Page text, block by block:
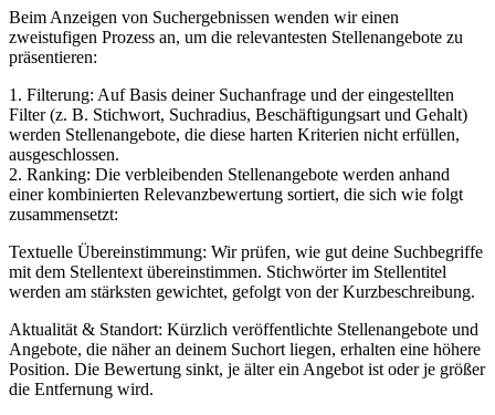
Beim Anzeigen von Suchergebnissen wenden wir einen
zweistufigen Prozess an, um die relevantesten Stellenangebote zu
präsentieren:
1. Filterung: Auf Basis deiner Suchanfrage und der eingestellten
Filter (z. B. Stichwort, Suchradius, Beschäftigungsart und Gehalt)
werden Stellenangebote, die diese harten Kriterien nicht erfüllen,
ausgeschlossen.
2. Ranking: Die verbleibenden Stellenangebote werden anhand
einer kombinierten Relevanzbewertung sortiert, die sich wie folgt
zusammensetzt:
Textuelle Übereinstimmung: Wir prüfen, wie gut deine Suchbegriffe
mit dem Stellentext übereinstimmen. Stichwörter im Stellentitel
werden am stärksten gewichtet, gefolgt von der Kurzbeschreibung.
Aktualität & Standort: Kürzlich veröffentlichte Stellenangebote und
Angebote, die näher an deinem Suchort liegen, erhalten eine höhere
Position. Die Bewertung sinkt, je älter ein Angebot ist oder je größer
die Entfernung wird.